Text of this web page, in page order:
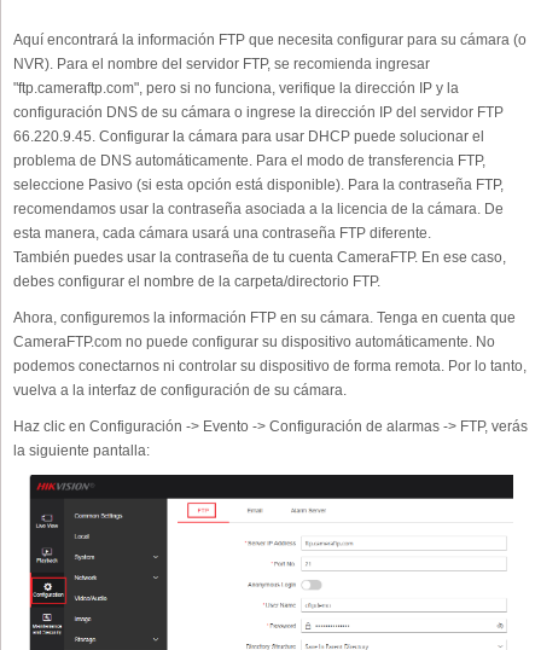
Aquí encontrará la información FTP que necesita configurar para su cámara (o
NVR). Para el nombre del servidor FTP, se recomienda ingresar
"ftp.cameraftp.com", pero si no funciona, verifique la dirección IP y la
configuración DNS de su cámara o ingrese la dirección IP del servidor FTP
66.220.9.45. Configurar la cámara para usar DHCP puede solucionar el
problema de DNS automáticamente. Para el modo de transferencia FTP,
seleccione Pasivo (si esta opción está disponible). Para la contraseña FTP,
recomendamos usar la contraseña asociada a la licencia de la cámara. De
esta manera, cada cámara usará una contraseña FTP diferente.
También puedes usar la contraseña de tu cuenta CameraFTP. En ese caso,
debes configurar el nombre de la carpeta/directorio FTP.
Ahora, configuremos la información FTP en su cámara. Tenga en cuenta que
CameraFTP.com no puede configurar su dispositivo automáticamente. No
podemos conectarnos ni controlar su dispositivo de forma remota. Por lo tanto,
vuelva a la interfaz de configuración de su cámara.
Haz clic en Configuración -> Evento -> Configuración de alarmas -> FTP, verás
la siguiente pantalla: